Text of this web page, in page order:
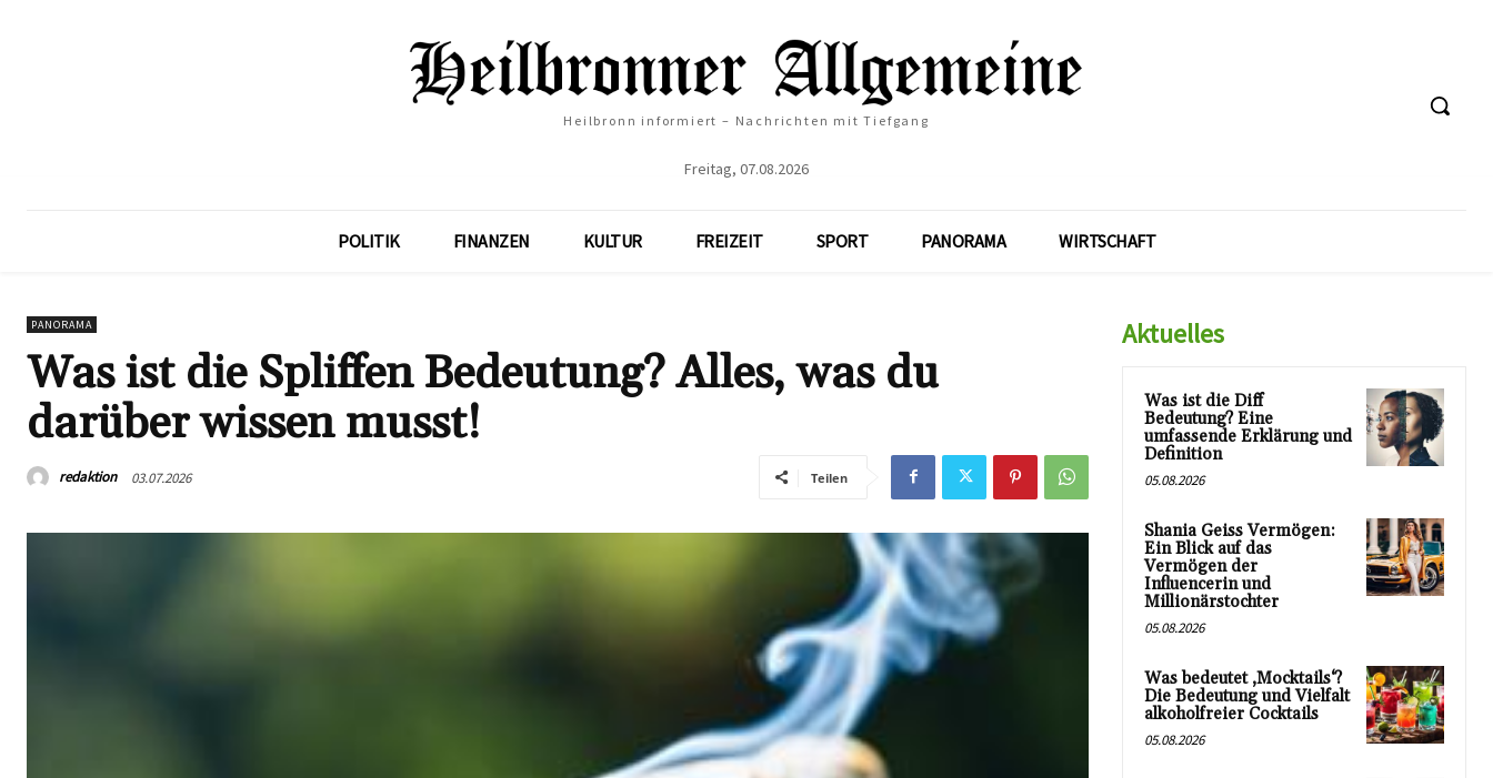
Heilbronn informiert – Nachrichten mit Tiefgang
Freitag, 07.08.2026
POLITIK FINANZEN KULTUR FREIZEIT SPORT PANORAMA WIRTSCHAFT
PANORAMA
Was ist die Spliffen Bedeutung? Alles, was du
darüber wissen musst!
redaktion 03.07.2026 Teilen
Aktuelles
Was ist die Diff
Bedeutung? Eine
umfassende Erklärung und
Definition
05.08.2026
Shania Geiss Vermögen:
Ein Blick auf das
Vermögen der
Influencerin und
Millionärstochter
05.08.2026
Was bedeutet ‚Mocktails‘?
Die Bedeutung und Vielfalt
alkoholfreier Cocktails
05.08.2026